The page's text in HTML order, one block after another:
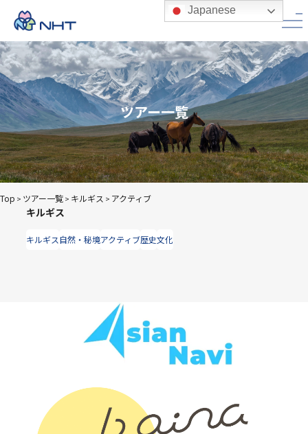
ツアー一覧
Top > ツアー一覧 > キルギス > アクティブ
キルギス
キルギス自然・秘境アクティブ歴史文化
Japanese